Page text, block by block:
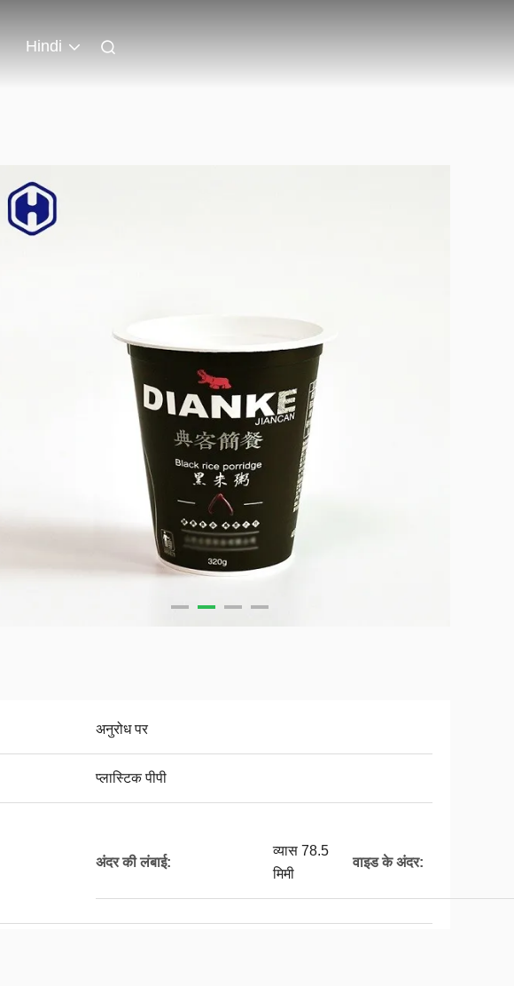
Hindi
अनुरोध पर
प्लास्टिक पीपी
अंदर की लंबाई:
व्यास 78.5
मिमी
वाइड के अंदर: